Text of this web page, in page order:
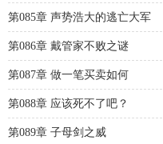
第085章 声势浩大的逃亡大军
第086章 戴管家不败之谜
第087章 做一笔买卖如何
第088章 应该死不了吧？
第089章 子母剑之威